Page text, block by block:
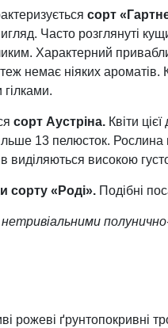
сорт
Часто розглянуті
Характерний
немає ніяких
сорт Аустріна. Квіти
13 пелюсток. Рослина
виділяються високою
сорту «Роді». Подібні
рожеві ґрунтопокривні